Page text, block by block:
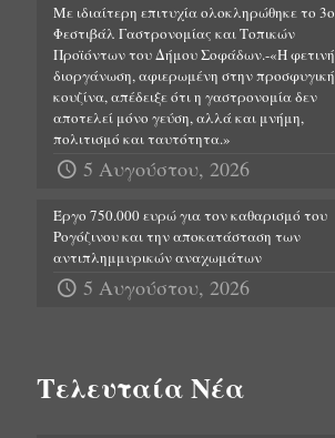
Με ιδιαίτερη επιτυχία ολοκληρώθηκε το 3ο
Φεστιβάλ Γαστρονομίας και Τοπικών
Προϊόντων του Δήμου Σοφάδων.-«Η φετινή
διοργάνωση, αφιερωμένη στην προσφυγική
κουζίνα, απέδειξε ότι η γαστρονομία δεν
αποτελεί μόνο γεύση, αλλά και μνήμη,
πολιτισμό και ταυτότητα.»
5 Αυγούστου, 2026
Έργο 750.000 ευρώ για τον καθαρισμό του
Ρογόζινου και την αποκατάσταση των
αντιπλημμυρικών αναχωμάτων
5 Αυγούστου, 2026
Τελευταία Νέα